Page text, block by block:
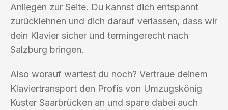
Anliegen zur Seite. Du kannst dich entspannt
zurücklehnen und dich darauf verlassen, dass wir
dein Klavier sicher und termingerecht nach
Salzburg bringen.
Also worauf wartest du noch? Vertraue deinem
Klaviertransport den Profis von Umzugskönig
Kuster Saarbrücken an und spare dabei auch